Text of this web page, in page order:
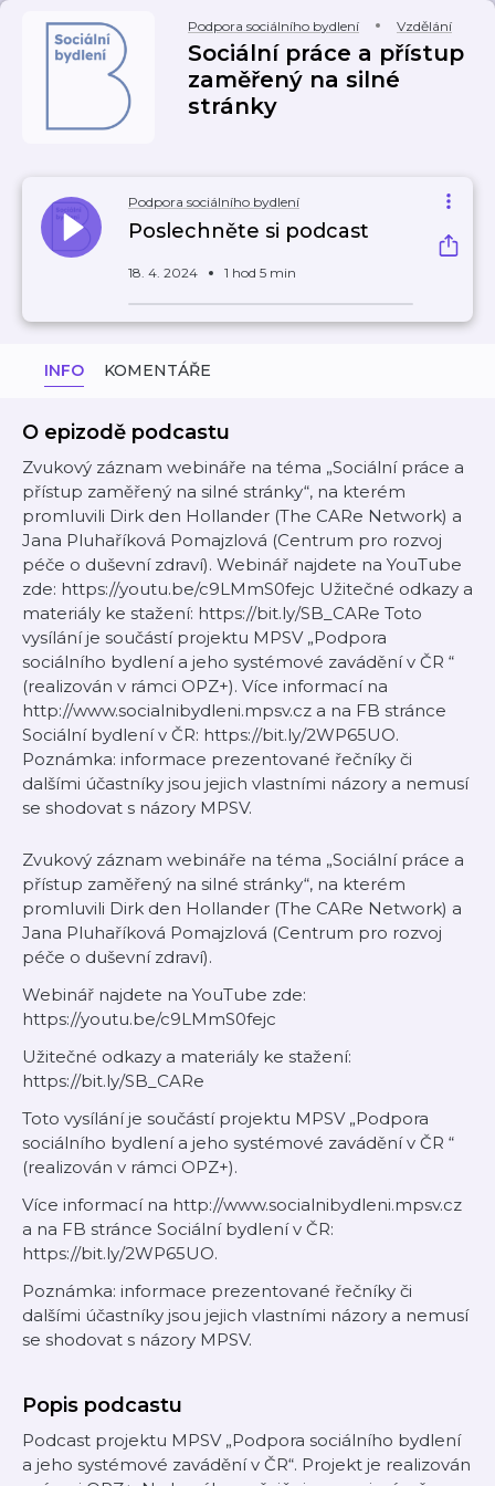
Podpora sociálního bydlení Vzdělání
Sociální práce a přístup
zaměřený na silné
stránky
Podpora sociálního bydlení
Poslechněte si podcast
18. 4. 2024 1 hod 5 min
INFO KOMENTÁŘE
O epizodě podcastu
Zvukový záznam webináře na téma „Sociální práce a
přístup zaměřený na silné stránky“, na kterém
promluvili Dirk den Hollander (The CARe Network) a
Jana Pluhaříková Pomajzlová (Centrum pro rozvoj
péče o duševní zdraví). Webinář najdete na YouTube
zde: https://youtu.be/c9LMmS0fejc Užitečné odkazy a
materiály ke stažení: https://bit.ly/SB_CARe Toto
vysílání je součástí projektu MPSV „Podpora
sociálního bydlení a jeho systémové zavádění v ČR “
(realizován v rámci OPZ+). Více informací na
http://www.socialnibydleni.mpsv.cz a na FB stránce
Sociální bydlení v ČR: https://bit.ly/2WP65UO.
Poznámka: informace prezentované řečníky či
dalšími účastníky jsou jejich vlastními názory a nemusí
se shodovat s názory MPSV.
Zvukový záznam webináře na téma „Sociální práce a
přístup zaměřený na silné stránky“, na kterém
promluvili Dirk den Hollander (The CARe Network) a
Jana Pluhaříková Pomajzlová (Centrum pro rozvoj
péče o duševní zdraví).
Webinář najdete na YouTube zde:
https://youtu.be/c9LMmS0fejc
Užitečné odkazy a materiály ke stažení:
https://bit.ly/SB_CARe
Toto vysílání je součástí projektu MPSV „Podpora
sociálního bydlení a jeho systémové zavádění v ČR “
(realizován v rámci OPZ+).
Více informací na http://www.socialnibydleni.mpsv.cz
a na FB stránce Sociální bydlení v ČR:
https://bit.ly/2WP65UO.
Poznámka: informace prezentované řečníky či
dalšími účastníky jsou jejich vlastními názory a nemusí
se shodovat s názory MPSV.
Popis podcastu
Podcast projektu MPSV „Podpora sociálního bydlení
a jeho systémové zavádění v ČR“. Projekt je realizován